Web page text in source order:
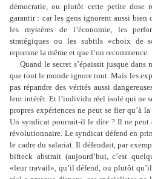
démocratie, ou plutôt cette petite dose
garantir : car les gens ignorent aussi bien
les mystères de l’économie, les
stratégiques ou les subtils «choix de
reprenne la même et que l’on recommence.
Quand le secret s’épaissit jusque dans
que tout le monde ignore tout. Mais les
pas répandre des vérités aussi
leur intérêt. Et l’individu réel isolé qui ne
propres expériences ne peut se fier qu’à la
Un syndicat pourrait-il le dire ? Il ne peut
révolutionnaire. Le syndicat défend en
le cadre du salariat. Il défendait, par
bifteck abstrait (aujourd’hui, c’est
«leur travail», qu’il défend, ou plutôt qu’il